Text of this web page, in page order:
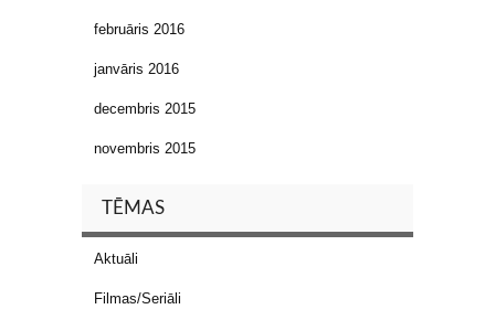
februāris 2016
janvāris 2016
decembris 2015
novembris 2015
TĒMAS
Aktuāli
Filmas/Seriāli